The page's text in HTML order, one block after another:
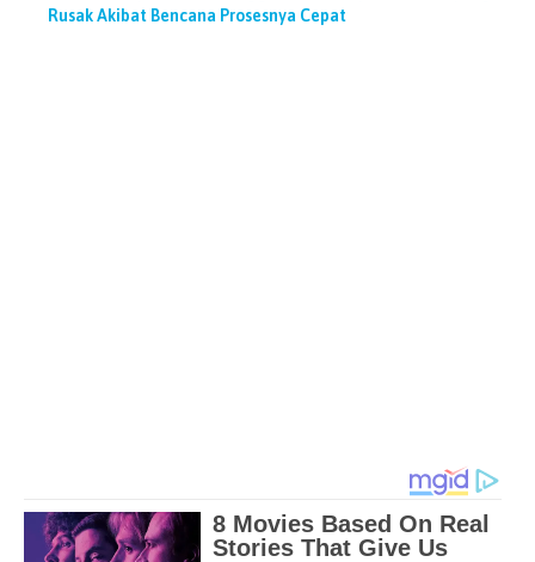
Rusak Akibat Bencana Prosesnya Cepat